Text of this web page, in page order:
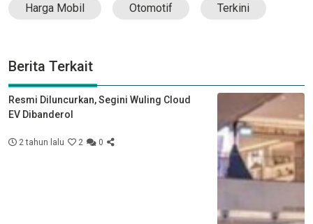
Harga Mobil Otomotif Terkini
Berita Terkait
Resmi Diluncurkan, Segini Wuling Cloud
EV Dibanderol
2 tahun lalu 2 0